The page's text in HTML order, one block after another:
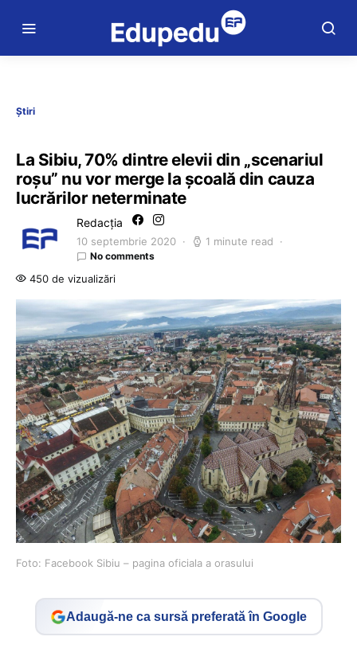
Știri
La Sibiu, 70% dintre elevii din „scenariul
roşu” nu vor merge la şcoală din cauza
lucrărilor neterminate
Redacția
10 septembrie 2020 1 minute read
No comments
450 de vizualizări
Foto: Facebook Sibiu – pagina oficiala a orasului
Adaugă-ne ca sursă preferată în Google